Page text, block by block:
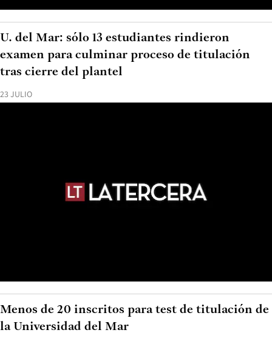
23 JULIO
U. del Mar: sólo 13 estudiantes rindieron
examen para culminar proceso de titulación
tras cierre del plantel
Menos de 20 inscritos para test de titulación de
la Universidad del Mar